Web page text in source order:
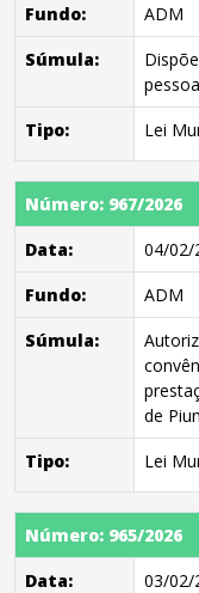
Fundo:
ADM
Súmula:
Tipo:
Lei
Número: 967/2026
Data:
04/02/
Fundo:
ADM
Súmula:
de
Tipo:
Lei
Número: 965/2026
Data:
03/02/